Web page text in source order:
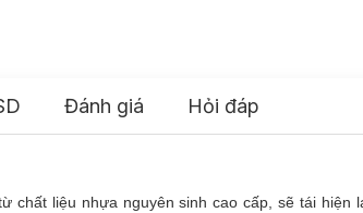
Đánh giá Hỏi đáp
chất liệu nhựa nguyên sinh cao cấp, sẽ tái hiện